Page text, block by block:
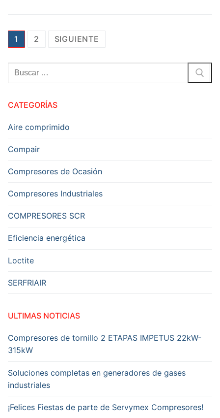
Paginación
entradas
1 2 SIGUIENTE
Buscar:
CATEGORÍAS
Aire comprimido
Compair
Compresores de Ocasión
Compresores Industriales
COMPRESORES SCR
Eficiencia energética
Loctite
SERFRIAIR
ULTIMAS NOTICIAS
Compresores de tornillo 2 ETAPAS IMPETUS 22kW-
315kW
Soluciones completas en generadores de gases
industriales
¡Felices Fiestas de parte de Servymex Compresores!